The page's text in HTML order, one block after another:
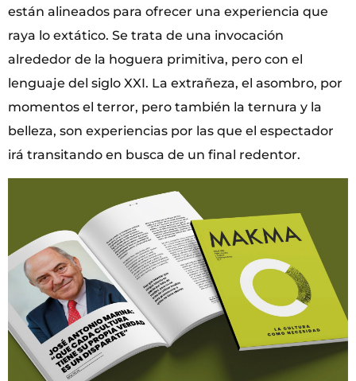
están alineados para ofrecer una experiencia que
raya lo extático. Se trata de una invocación
alrededor de la hoguera primitiva, pero con el
lenguaje del siglo XXI. La extrañeza, el asombro, por
momentos el terror, pero también la ternura y la
belleza, son experiencias por las que el espectador
irá transitando en busca de un final redentor.